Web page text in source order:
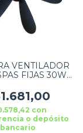
VENTILADOR
FIJAS 30W
con
o depósito
bancario